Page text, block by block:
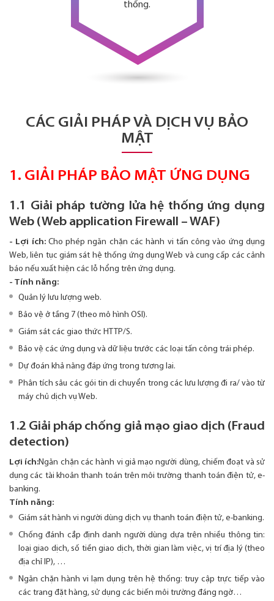
thống.
CÁC GIẢI PHÁP VÀ DỊCH VỤ BẢO
MẬT
1. GIẢI PHÁP BẢO MẬT ỨNG DỤNG
1.1 Giải pháp tường lửa hệ thống ứng dụng
Web (Web application Firewall – WAF)
- Lợi ích: Cho phép ngăn chặn các hành vi tấn công vào ứng dụng
Web, liên tục giám sát hệ thống ứng dụng Web và cung cấp các cảnh
báo nếu xuất hiện các lỗ hổng trên ứng dụng.
- Tính năng:
Quản lý lưu lượng web.
Bảo vệ ở tầng 7 (theo mô hình OSI).
Giám sát các giao thức HTTP/S.
Bảo vệ các ứng dụng và dữ liệu trước các loại tấn công trái phép.
Dự đoán khả năng đáp ứng trong tương lai.
Phân tích sâu các gói tin di chuyển trong các lưu lượng đi ra/ vào từ
máy chủ dịch vụ Web.
1.2 Giải pháp chống giả mạo giao dịch (Fraud
detection)
Lợi ích:Ngăn chặn các hành vi giả mạo người dùng, chiếm đoạt và sử
dụng các tài khoản thanh toán trên môi trường thanh toán điện tử, e-
banking.
Tính năng:
Giám sát hành vi người dùng dịch vụ thanh toán điện tử, e-banking.
Chống đánh cắp định danh người dùng dựa trên nhiều thông tin:
loại giao dịch, số tiền giao dịch, thời gian làm việc, vị trí địa lý (theo
địa chỉ IP), …
Ngăn chặn hành vi lạm dụng trên hệ thống: truy cập trực tiếp vào
các trang đặt hàng, sử dụng các biến môi trường đáng ngờ…